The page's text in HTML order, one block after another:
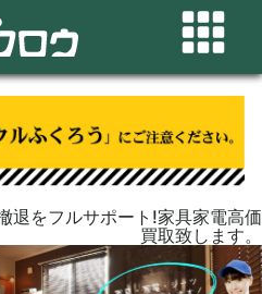
退をフルサポート!家具家電高価
買取致します。